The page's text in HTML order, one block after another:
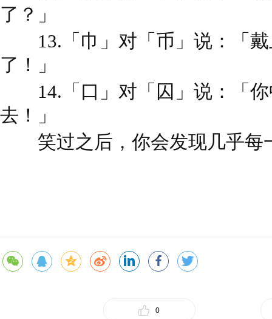
了？」
13.「巾」对「币」说：「戴
了！」
14.「口」对「囚」说：「你
去！」
笑过之后，你会发现几乎每
0